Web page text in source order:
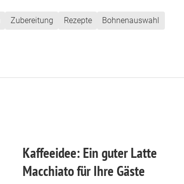
Zubereitung Rezepte
Bohnenauswahl
Kaffeeidee: Ein guter Latte
Macchiato für Ihre Gäste